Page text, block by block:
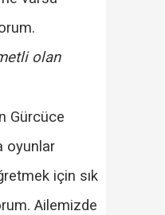
olan
Gürcüce
oyunlar
için sık
Ailemizde